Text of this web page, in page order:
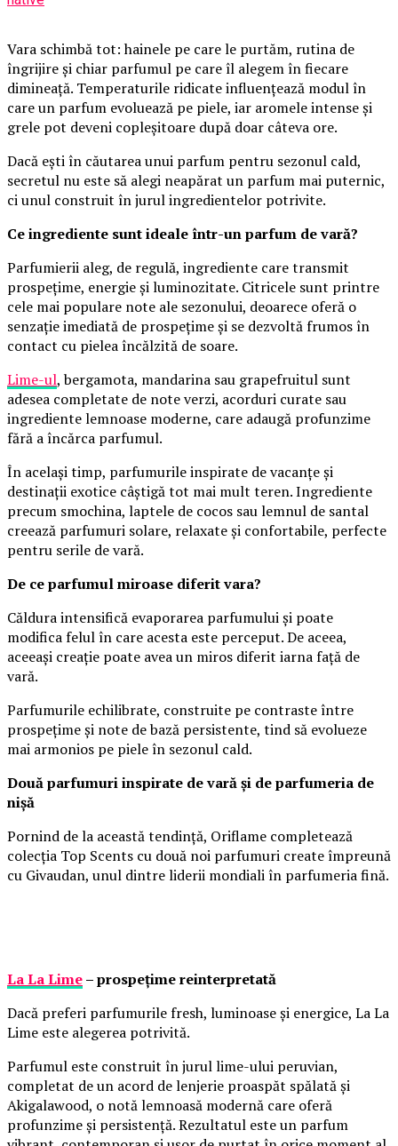
Vara schimbă tot: hainele pe care le purtăm, rutina de
îngrijire și chiar parfumul pe care îl alegem în fiecare
dimineață. Temperaturile ridicate influențează modul în
care un parfum evoluează pe piele, iar aromele intense și
grele pot deveni copleșitoare după doar câteva ore.
Dacă ești în căutarea unui parfum pentru sezonul cald,
secretul nu este să alegi neapărat un parfum mai puternic,
ci unul construit în jurul ingredientelor potrivite.
Ce ingrediente sunt ideale într-un parfum de vară?
Parfumierii aleg, de regulă, ingrediente care transmit
prospețime, energie și luminozitate. Citricele sunt printre
cele mai populare note ale sezonului, deoarece oferă o
senzație imediată de prospețime și se dezvoltă frumos în
contact cu pielea încălzită de soare.
Lime-ul, bergamota, mandarina sau grapefruitul sunt
adesea completate de note verzi, acorduri curate sau
ingrediente lemnoase moderne, care adaugă profunzime
fără a încărca parfumul.
În același timp, parfumurile inspirate de vacanțe și
destinații exotice câștigă tot mai mult teren. Ingrediente
precum smochina, laptele de cocos sau lemnul de santal
creează parfumuri solare, relaxate și confortabile, perfecte
pentru serile de vară.
De ce parfumul miroase diferit vara?
Căldura intensifică evaporarea parfumului și poate
modifica felul în care acesta este perceput. De aceea,
aceeași creație poate avea un miros diferit iarna față de
vară.
Parfumurile echilibrate, construite pe contraste între
prospețime și note de bază persistente, tind să evolueze
mai armonios pe piele în sezonul cald.
Două parfumuri inspirate de vară și de parfumeria de
nișă
Pornind de la această tendință, Oriflame completează
colecția Top Scents cu două noi parfumuri create împreună
cu Givaudan, unul dintre liderii mondiali în parfumeria fină.
La La Lime– prospețime reinterpretată
Dacă preferi parfumurile fresh, luminoase și energice, La La
Lime este alegerea potrivită.
Parfumul este construit în jurul lime-ului peruvian,
completat de un acord de lenjerie proaspăt spălată și
Akigalawood, o notă lemnoasă modernă care oferă
profunzime și persistență. Rezultatul este un parfum